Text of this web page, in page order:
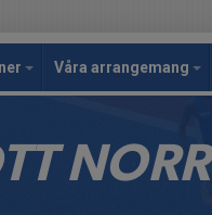
Våra arrangemang